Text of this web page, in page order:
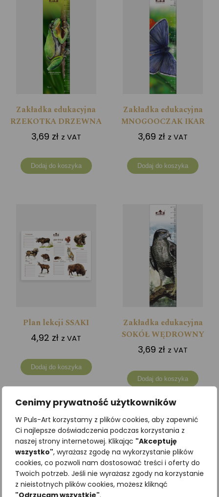
Cenimy prywatność użytkowników
W Puls-Art korzystamy z plików cookies, aby zapewnić
Ci najlepsze doświadczenia podczas korzystania z
naszej strony internetowej. Klikając "Akceptuję
wszystko", wyrażasz zgodę na wykorzystanie plików
cookies, co pozwoli nam dostosować treści i oferty do
Twoich potrzeb. Jeśli nie wyrażasz zgody na korzystanie
z nieistotnych plików cookies, możesz kliknąć
"Odrzucam wszystkie".
Zakładka edukacyjna
RZEKOTKA DRZEWNA
3,69 zł z VAT
Dodaj do koszyka
Zakładka edukacyjna
MNOGOOCZAK IKAR
3,69 zł z VAT
Dodaj do koszyka
Plan lekcji SSAKI
4,92 zł z VAT
Dodaj do koszyka
Zakładka edukacyjna
SOKÓŁ WĘDROWNY
3,69 zł z VAT
Dodaj do koszyka